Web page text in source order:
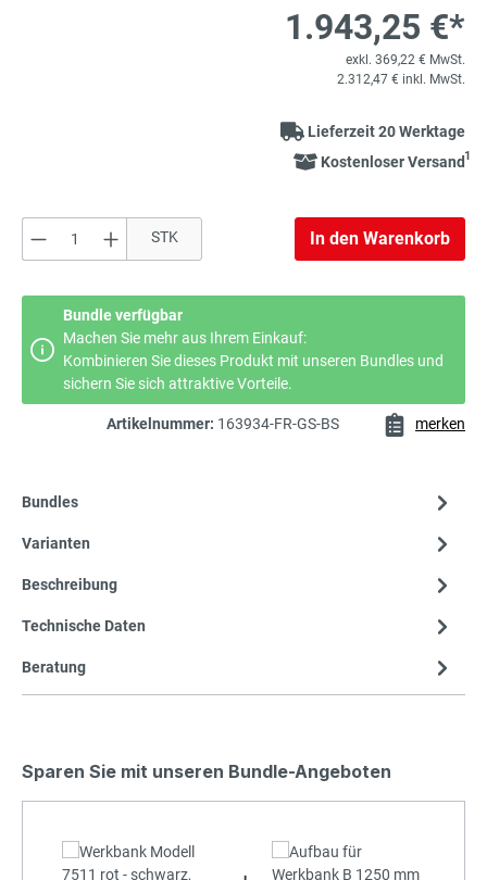
1.943,25 €*
exkl. 369,22 € MwSt.
2.312,47 € inkl. MwSt.
Lieferzeit 20 Werktage
Kostenloser Versand1
Produkt Anzahl: Gib den gewünschten
STK In den Warenkorb
Bundle verfügbar
Machen Sie mehr aus Ihrem Einkauf:
Kombinieren Sie dieses Produkt mit unseren Bundles und
sichern Sie sich attraktive Vorteile.
Artikelnummer: 163934-FR-GS-BS merken
Bundles
Varianten
Beschreibung
Technische Daten
Beratung
Sparen Sie mit unseren Bundle-Angeboten